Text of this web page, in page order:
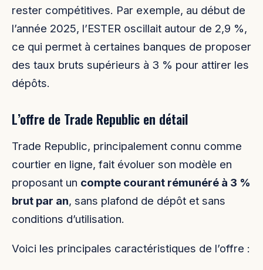
rester compétitives. Par exemple, au début de
l’année 2025, l’ESTER oscillait autour de 2,9 %,
ce qui permet à certaines banques de proposer
des taux bruts supérieurs à 3 % pour attirer les
dépôts.
L’offre de Trade Republic en détail
Trade Republic, principalement connu comme
courtier en ligne, fait évoluer son modèle en
proposant un compte courant rémunéré à 3 %
brut par an, sans plafond de dépôt et sans
conditions d’utilisation.
Voici les principales caractéristiques de l’offre :